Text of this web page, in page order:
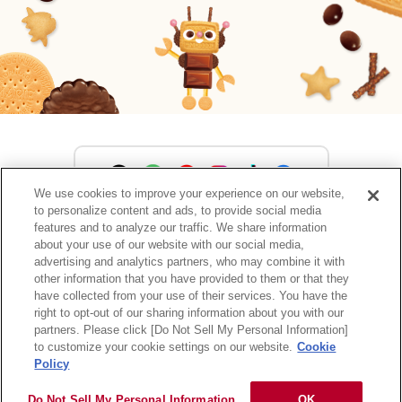
森永製菓公式アカウント一覧
サイトマップ RSSの配信について
プライバシーポリシー
ウェブアクセシビリティ
ご利用規約 リンク
We use cookies to improve your experience on our website,
to personalize content and ads, to provide social media
features and to analyze our traffic. We share information
about your use of our website with our social media,
advertising and analytics partners, who may combine it with
other information that you have provided to them or that they
have collected from your use of their services. You have the
right to opt-out of our sharing information about you with our
partners. Please click [Do Not Sell My Personal Information]
to customize your cookie settings on our website. Cookie
Policy